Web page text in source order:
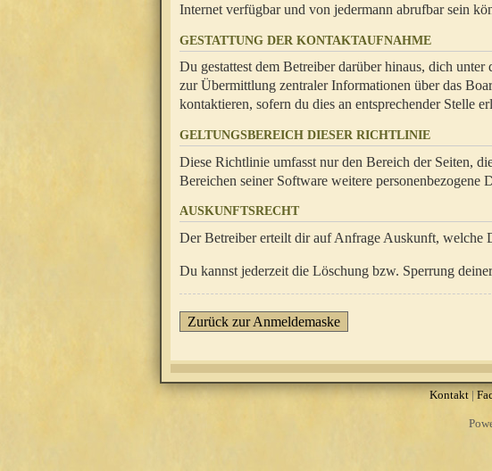
Internet verfügbar und von jedermann abrufbar sein
GESTATTUNG DER KONTAKTAUFNAHME
Du gestattest dem Betreiber darüber hinaus, dich
zur Übermittlung zentraler Informationen über das
kontaktieren, sofern du dies an entsprechender Stelle
GELTUNGSBEREICH DIESER RICHTLINIE
Diese Richtlinie umfasst nur den Bereich der Seiten,
Bereichen seiner Software weitere
AUSKUNFTSRECHT
Der Betreiber erteilt dir auf Anfrage Auskunft, welche
Du kannst jederzeit die Löschung bzw. Sperrung
Zurück zur Anmeldemaske
Kontakt|